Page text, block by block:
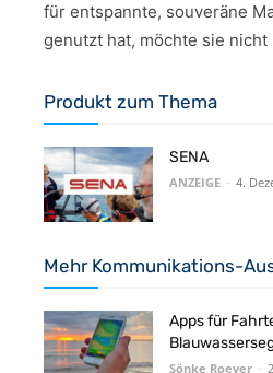
für entspannte, souveräne
genutzt hat, möchte sie nicht
Produkt zum Thema
SENA
ANZEIGE - 4.
Mehr Kommunikations-
Apps für
Sönke Roever -